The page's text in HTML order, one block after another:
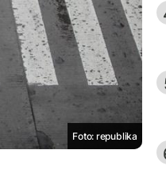
Foto: republika